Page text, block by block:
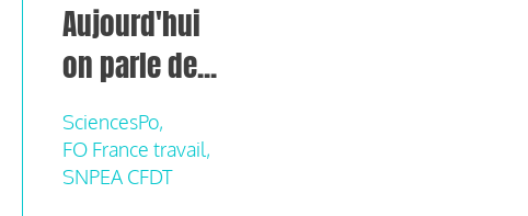
Aujourd'hui
on parle de...
SciencesPo,
FO France travail,
SNPEA CFDT